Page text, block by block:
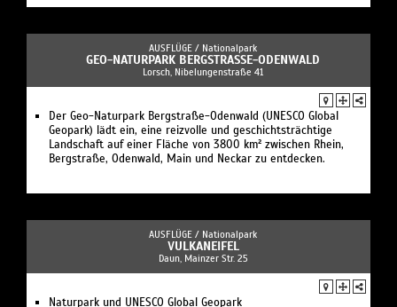
AUSFLÜGE / Nationalpark
GEO-NATURPARK BERGSTRASSE-ODENWALD
Lorsch, Nibelungenstraße 41
Der Geo-Naturpark Bergstraße-Odenwald (UNESCO Global
Geopark) lädt ein, eine reizvolle und geschichtsträchtige
Landschaft auf einer Fläche von 3800 km² zwischen Rhein,
Bergstraße, Odenwald, Main und Neckar zu entdecken.
AUSFLÜGE / Nationalpark
VULKANEIFEL
Daun, Mainzer Str. 25
Naturpark und UNESCO Global Geopark